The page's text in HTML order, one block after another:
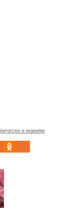
и макияж